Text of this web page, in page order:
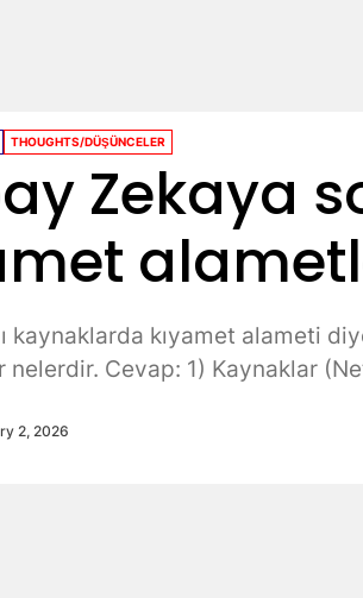
THOUGHTS/DÜŞÜNCELER
Zekaya
kaynaklarda kıyamet alameti
nelerdir. Cevap: 1) Kaynaklar
2, 2026